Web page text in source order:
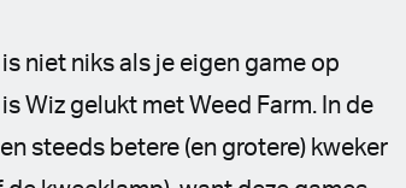
niet niks als je eigen game op
Wiz gelukt met Weed Farm. In de
steeds betere (en grotere) kweker